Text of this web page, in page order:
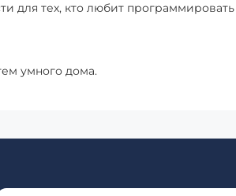
для тех, кто любит программировать
умного дома.